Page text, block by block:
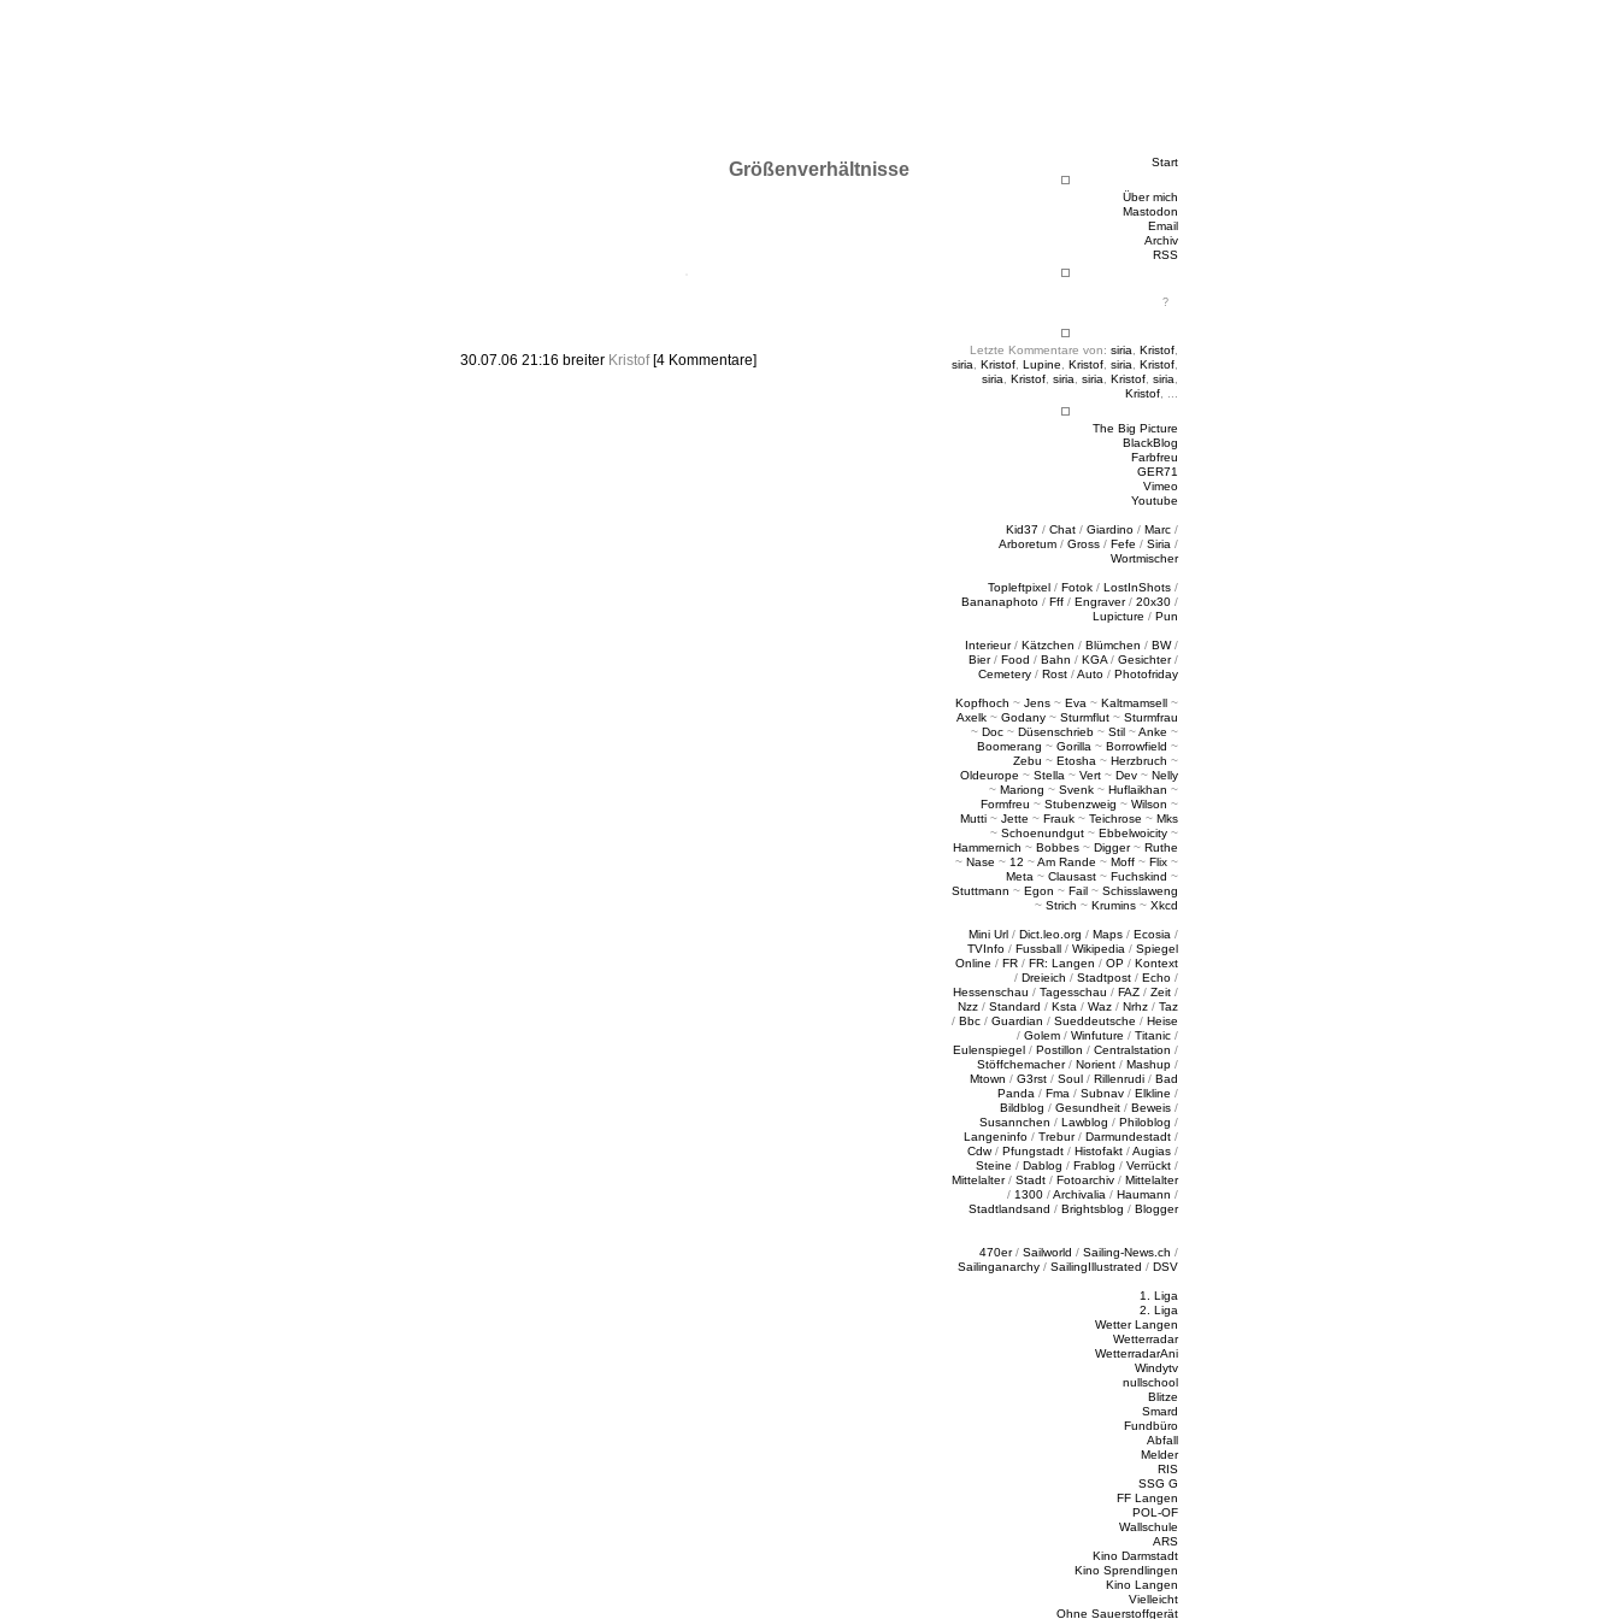
Start
Über mich
Mastodon
Email
Archiv
RSS
Letzte Kommentare von: siria Kristof
siria
Kristof Lupine Kristof siria Kristof
siria
Kristof siria siria Kristof siria
Kristof
The Big Picture
BlackBlog
Farbfreu
GER71
Vimeo
Youtube
Kid37 / Chat / Giardino / Marc /
Arboretum / Gross / Fefe / Siria /
Wortmischer
Topleftpixel / Fotok / LostInShots /
Bananaphoto / Fff / Engraver/ 20x30 /
Lupicture / Pun
Interieur/ Kätzchen / Blümchen / BW/
Bier/ Food / Bahn / KGA / Gesichter/
Cemetery / Rost /Auto / Photofriday
Kopfhoch ~ Jens ~ Eva ~ Kaltmamsell ~
Axelk ~ Godany ~ Sturmflut ~ Sturmfrau
~ Doc ~ Düsenschrieb ~ Stil ~Anke ~
Boomerang ~ Gorilla ~ Borrowfield ~
Zebu ~ Etosha ~ Herzbruch ~
Oldeurope ~ Stella ~ Vert ~ Dev ~ Nelly
~ Mariong ~ Svenk ~ Huflaikhan ~
Formfreu ~ Stubenzweig ~ Wilson ~
Mutti ~ Jette ~ Frauk ~ Teichrose ~ Mks
~ Schoenundgut ~ Ebbelwoicity ~
Hammernich ~ Bobbes ~ Digger~ Ruthe
~ Nase ~ 12 ~Am Rande ~ Moff ~ Flix ~
Meta ~ Clausast ~ Fuchskind ~
Stuttmann ~ Egon ~ Fail ~ Schisslaweng
~ Strich ~ Krumins ~ Xkcd
Mini Url / Dict.leo.org / Maps / Ecosia /
TVInfo / Fussball / Wikipedia / Spiegel
Online / FR / FR: Langen / OP / Kontext
/ Dreieich / Stadtpost / Echo /
Hessenschau / Tagesschau / FAZ / Zeit /
Nzz / Standard / Ksta / Waz / Nrhz / Taz
/ Bbc / Guardian / Sueddeutsche / Heise
/ Golem / Winfuture / Titanic /
Eulenspiegel / Postillon / Centralstation /
Stöffchemacher/ Norient / Mashup /
Mtown / G3rst / Soul / Rillenrudi / Bad
Panda / Fma / Subnav / Elkline /
Bildblog / Gesundheit / Beweis /
Susannchen / Lawblog / Philoblog /
Langeninfo / Trebur/ Darmundestadt /
Cdw/ Pfungstadt / Histofakt /Augias /
Steine / Dablog / Frablog / Verrückt /
Mittelalter/ Stadt / Fotoarchiv / Mittelalter
/ 1300 /Archivalia / Haumann /
Stadtlandsand / Brightsblog / Blogger
470er/ Sailworld / Sailing-News.ch /
Sailinganarchy / SailingIllustrated / DSV
1. Liga
2. Liga
Wetter Langen
Wetterradar
WetterradarAni
Windytv
nullschool
Blitze
Smard
Fundbüro
Abfall
Melder
RIS
SSG G
FF Langen
POL-OF
Wallschule
ARS
Kino Darmstadt
Kino Sprendlingen
Kino Langen
Vielleicht
Ohne Sauerstoffgerät
Größenverhältnisse
30.07.06 21:16 breiter Kristof [4 Kommentare]